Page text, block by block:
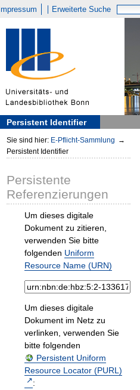
Impressum Erweiterte Suche
Persistent Identifier
Sie sind hier: E-Pflicht-Sammlung →
Persistent Identifier
Persistente
Referenzierungen
Um dieses digitale
Dokument zu zitieren,
verwenden Sie bitte
folgenden Uniform
Resource Name (URN)
Um dieses digitale
Dokument im Netz zu
verlinken, verwenden Sie
bitte folgenden
Persistent Uniform
Resource Locator (PURL)
: